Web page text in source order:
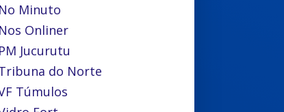
No Minuto
Nos Onliner
PM Jucurutu
do Norte
Túmulos